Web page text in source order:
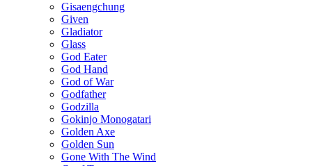
Gisaengchung
Given
Gladiator
Glass
God Eater
God Hand
God of War
Godfather
Godzilla
Gokinjo Monogatari
Golden Axe
Golden Sun
Gone With The Wind